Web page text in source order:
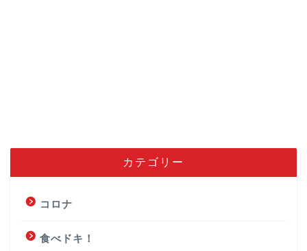
カテゴリー
コロナ
食べドキ！